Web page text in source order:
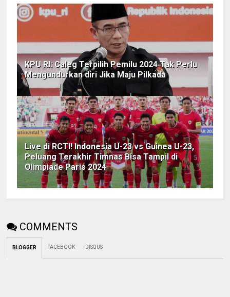
KPU RI: Caleg Terpilih Pemilu 2024 Tak Perlu
Mengundurkan diri Jika Maju Pilkada
Live di RCTI! Indonesia U-23 vs Guinea U-23,
Peluang Terakhir Timnas Bisa Tampil di
Olimpiade Paris 2024
COMMENTS
BLOGGER FACEBOOK DISQUS